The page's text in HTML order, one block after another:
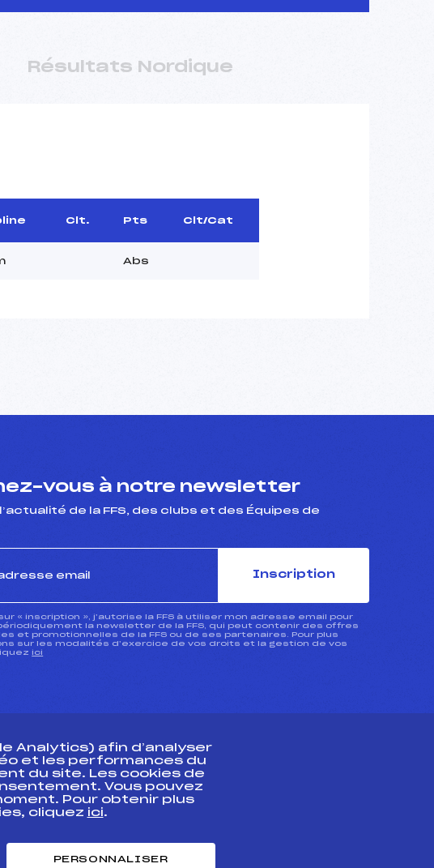
Résultats Nordique
Clt. Pts Clt/Cat
Abs
vous à notre newsletter
de la FFS, des clubs et des Équipes de
Inscription
« inscription », j’autorise la FFS à utiliser mon adresse email pour
la newsletter de la FFS, qui peut contenir des offres
et promotionnelles de la FFS ou de ses partenaires. Pour plus
sur les modalités d’exercice de vos droits et la gestion de vos
ici
vie de l’athlète
professionnel
Analytics) afin d’analyser
et les performances du
du site. Les cookies de
Vous pouvez
Pour obtenir plus
cliquez ici.
PERSONNALISER